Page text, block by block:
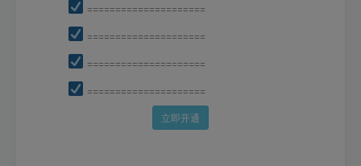
=====================
=====================
=====================
=====================
立即开通